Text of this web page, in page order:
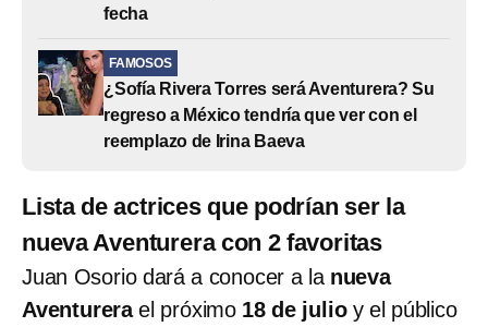
fecha
FAMOSOS
¿Sofía Rivera Torres será Aventurera? Su
regreso a México tendría que ver con el
reemplazo de Irina Baeva
Lista de actrices que podrían ser la
nueva Aventurera con 2 favoritas
Juan Osorio dará a conocer a la nueva
Aventurerael próximo 18 de julioy el público